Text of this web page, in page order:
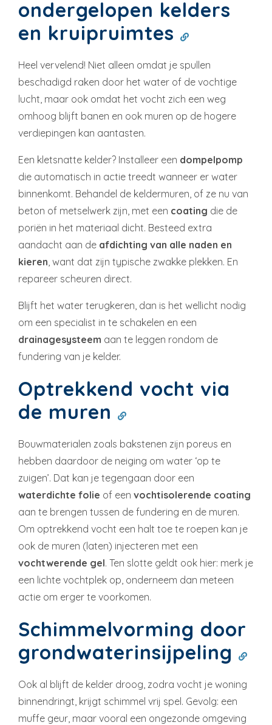
ondergelopen kelders
en kruipruimtes
Heel vervelend! Niet alleen omdat je spullen
beschadigd raken door het water of de vochtige
lucht, maar ook omdat het vocht zich een weg
omhoog blijft banen en ook muren op de hogere
verdiepingen kan aantasten.
Een kletsnatte kelder? Installeer een dompelpomp
die automatisch in actie treedt wanneer er water
binnenkomt. Behandel de keldermuren, of ze nu van
beton of metselwerk zijn, met een coating die de
poriën in het materiaal dicht. Besteed extra
aandacht aan de afdichting van alle naden en
kieren , want dat zijn typische zwakke plekken. En
repareer scheuren direct.
Blijft het water terugkeren, dan is het wellicht nodig
om een specialist in te schakelen en een
drainagesysteem aan te leggen rondom de
fundering van je kelder.
Optrekkend vocht via
de muren
Bouwmaterialen zoals bakstenen zijn poreus en
hebben daardoor de neiging om water ‘op te
zuigen’. Dat kan je tegengaan door een
waterdichte folie of een vochtisolerende coating
aan te brengen tussen de fundering en de muren.
Om optrekkend vocht een halt toe te roepen kan je
ook de muren (laten) injecteren met een
vochtwerende gel. Ten slotte geldt ook hier: merk je
een lichte vochtplek op, onderneem dan meteen
actie om erger te voorkomen.
Schimmelvorming door
grondwaterinsijpeling
Ook al blijft de kelder droog, zodra vocht je woning
binnendringt, krijgt schimmel vrij spel. Gevolg: een
muffe geur, maar vooral een ongezonde omgeving